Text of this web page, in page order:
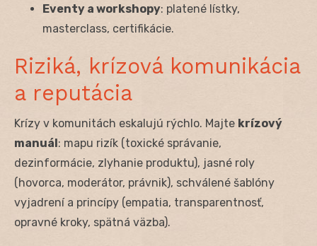
Eventy a workshopy: platené lístky,
masterclass, certifikácie.
Riziká, krízová komunikácia
a reputácia
Krízy v komunitách eskalujú rýchlo. Majte krízový
manuál: mapu rizík (toxické správanie,
dezinformácie, zlyhanie produktu), jasné roly
(hovorca, moderátor, právnik), schválené šablóny
vyjadrení a princípy (empatia, transparentnosť,
opravné kroky, spätná väzba).